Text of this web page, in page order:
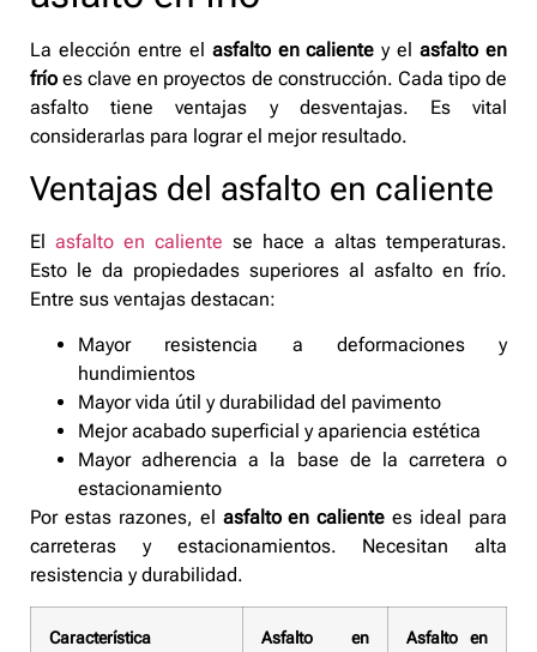
La elección entre el asfalto en caliente y elasfalto en
frío es clave en proyectos de construcción. Cada tipo de
asfalto tiene ventajas y desventajas. Es vital
considerarlas para lograr el mejor resultado.
Ventajas del asfalto en caliente
El asfalto en caliente se hace a altas temperaturas.
Esto le da propiedades superiores al asfalto en frío.
Entre sus ventajas destacan:
Mayor resistencia a deformaciones y
hundimientos
Mayor vida útil y durabilidad del pavimento
Mejor acabado superficial y apariencia estética
Mayor adherencia a la base de la carretera o
estacionamiento
Por estas razones, el asfalto en caliente es ideal para
carreteras y estacionamientos. Necesitan alta
resistencia y durabilidad.
Característica
Asfalto en
Asfalto en